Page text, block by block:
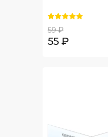
59 ₽
55 ₽